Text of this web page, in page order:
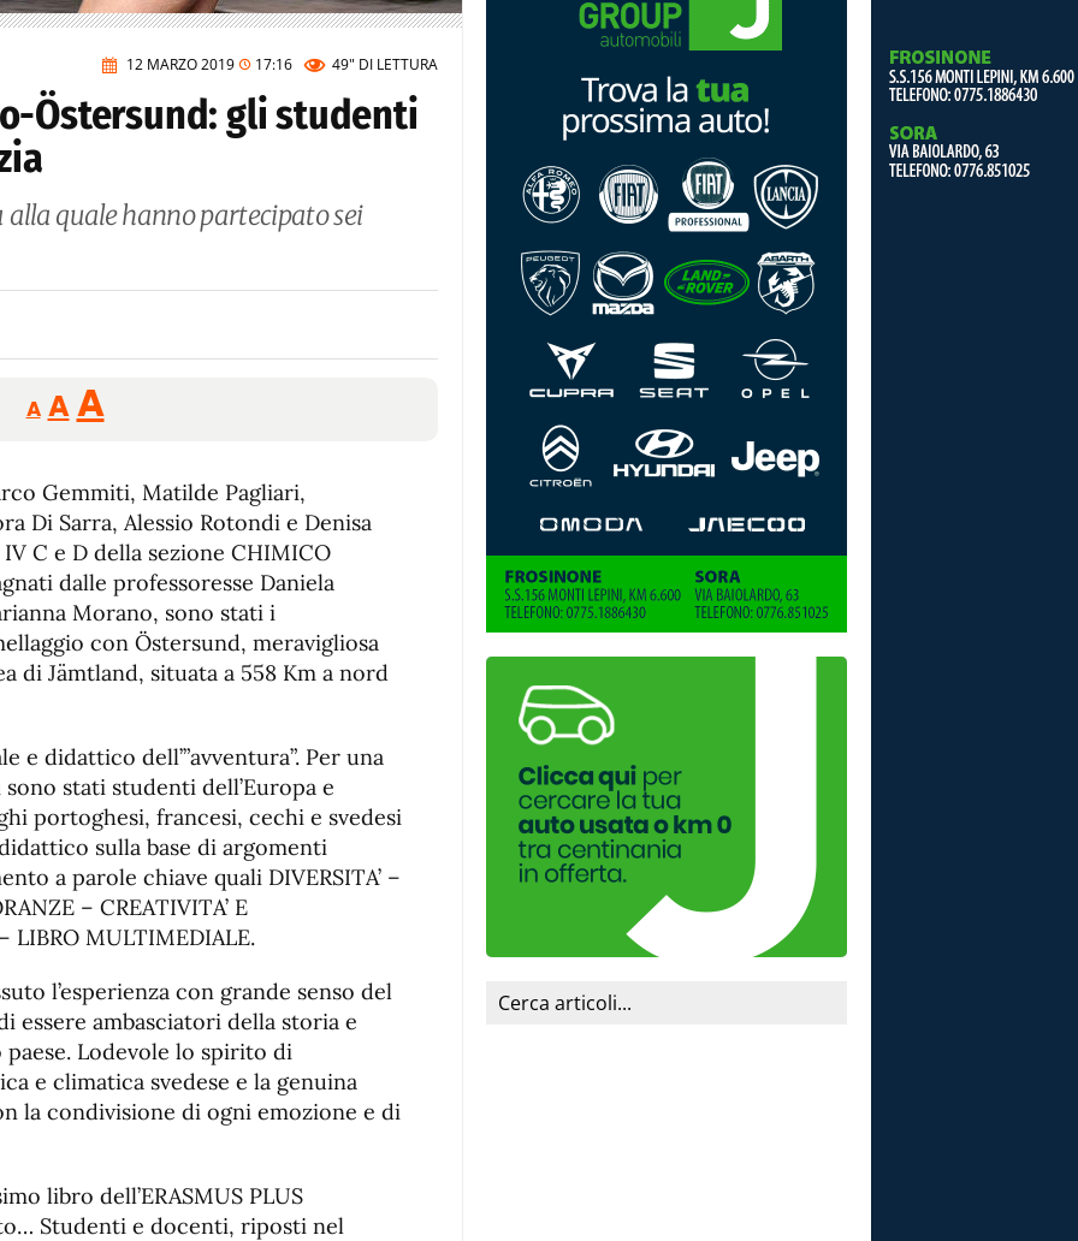
12 MARZO 2019 17:16 49" DI LETTURA
Östersund: gli studenti
quale hanno partecipato sei
A
Reducir
tamaño
A Restablecer
tamaño
fuente
AAumentar
de
fuente.
Gemmiti, Matilde Pagliari,
Di Sarra, Alessio Rotondi e Denisa
C e D della sezione CHIMICO
dalle professoresse Daniela
Morano, sono stati i
con Östersund, meravigliosa
di Jämtland, situata a 558 Km a nord
e didattico dell’”avventura”. Per una
stati studenti dell’Europa e
portoghesi, francesi, cechi e svedesi
sulla base di argomenti
a parole chiave quali DIVERSITA’ –
– CREATIVITA’ E
LIBRO MULTIMEDIALE.
l’esperienza con grande senso del
essere ambasciatori della storia e
Lodevole lo spirito di
e climatica svedese e la genuina
la condivisione di ogni emozione e di
libro dell’ERASMUS PLUS
Studenti e docenti, riposti nel